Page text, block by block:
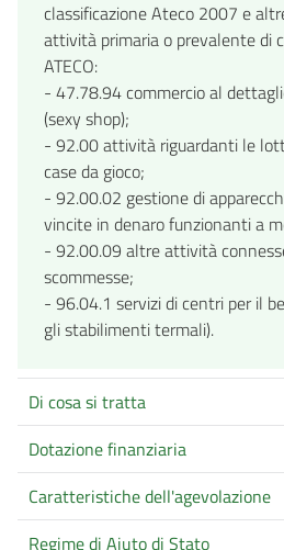
classificazione Ateco 2007 e
attività primaria o prevalente di
ATECO:
- 47.78.94 commercio al
(sexy shop);
- 92.00 attività riguardanti le
case da gioco;
- 92.00.02 gestione di
vincite in denaro funzionanti a
- 92.00.09 altre attività
scommesse;
- 96.04.1 servizi di centri per il
gli stabilimenti termali).
Di cosa si tratta
Dotazione finanziaria
Caratteristiche dell'agevolazione
Regime di Aiuto di Stato